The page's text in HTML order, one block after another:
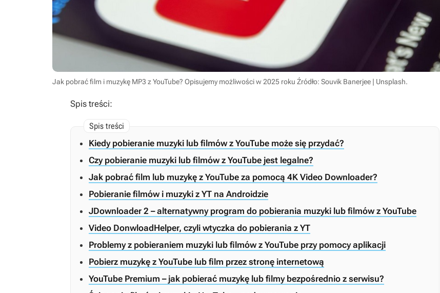
Jak pobrać film i muzykę MP3 z YouTube? Opisujemy możliwości w 2025 roku Źródło: Souvik Banerjee | Unsplash.
Spis treści:
Kiedy pobieranie muzyki lub filmów z YouTube może się przydać?
Czy pobieranie muzyki lub filmów z YouTube jest legalne?
Jak pobrać film lub muzykę z YouTube za pomocą 4K Video Downloader?
Pobieranie filmów i muzyki z YT na Androidzie
JDownloader 2 – alternatywny program do pobierania muzyki lub filmów z YouTube
Video DonwloadHelper, czyli wtyczka do pobierania z YT
Problemy z pobieraniem muzyki lub filmów z YouTube przy pomocy aplikacji
Pobierz muzykę z YouTube lub film przez stronę internetową
YouTube Premium – jak pobierać muzykę lub filmy bezpośrednio z serwisu?